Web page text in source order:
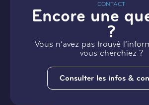
CONTACT
Encore une
?
Vous n’avez pas trouvé
vous cherchiez ?
Consulter les infos &